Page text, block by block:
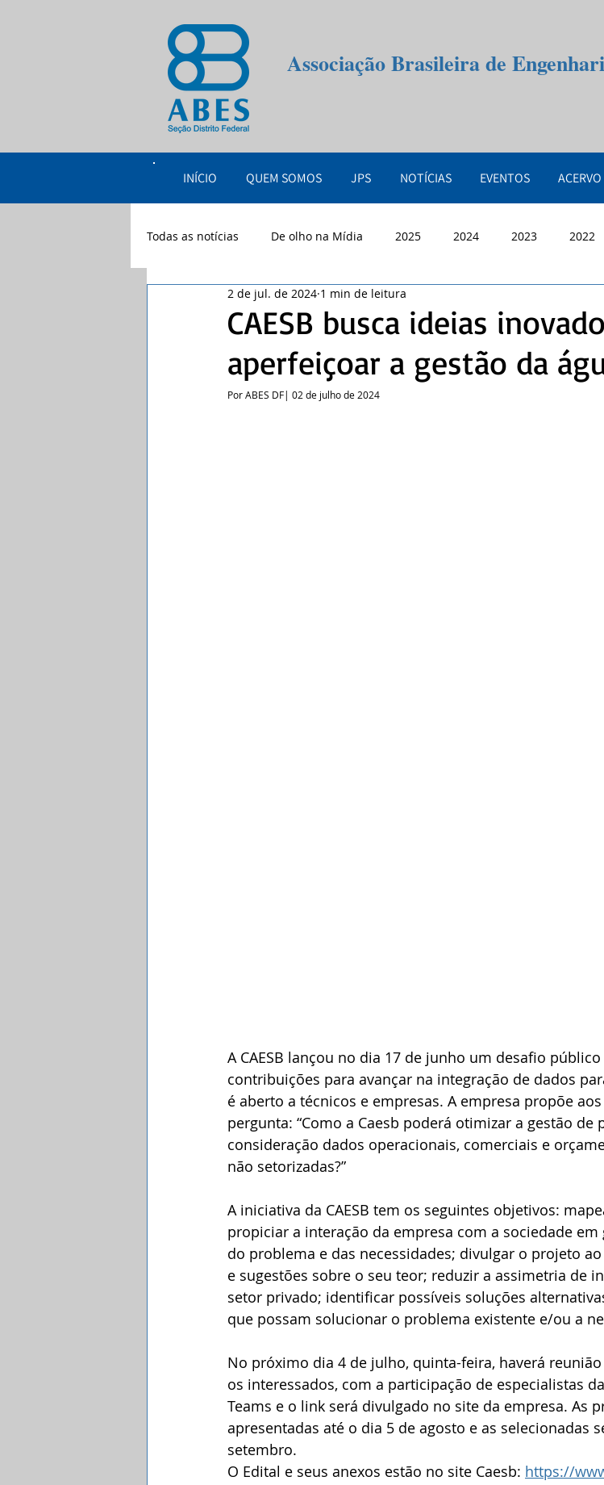
Associação Brasileira de
INÍCIO QUEM SOMOS JPS NOTÍCIAS EVENTOS ACERVO
Todas as notícias De olho na Mídia 2025 2024 2023 2022
2026
CAESB busca ideias
aperfeiçoar a gestão da
2 de jul. de 2024 1 min de leitura
Por ABES DF| 02 de julho de 2024
A CAESB lançou no dia 17 de junho um desafio
contribuições para avançar na integração de dados
é aberto a técnicos e empresas. A empresa propõe
pergunta: “Como a Caesb poderá otimizar a gestão de
consideração dados operacionais, comerciais e
não setorizadas?”
A iniciativa da CAESB tem os seguintes objetivos:
propiciar a interação da empresa com a sociedade
do problema e das necessidades; divulgar o projeto
e sugestões sobre o seu teor; reduzir a assimetria de
setor privado; identificar possíveis soluções
que possam solucionar o problema existente e/ou a
No próximo dia 4 de julho, quinta-feira, haverá
os interessados, com a participação de especialistas
Teams e o link será divulgado no site da empresa. As
apresentadas até o dia 5 de agosto e as selecionadas
setembro.
O Edital e seus anexos estão no site Caesb: https://